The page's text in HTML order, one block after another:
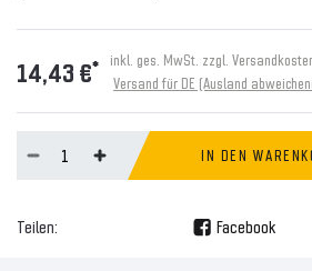
14,43 €* inkl. ges. MwSt. zzgl.
Versand für DE (Ausland
IN DEN
Teilen: Facebook